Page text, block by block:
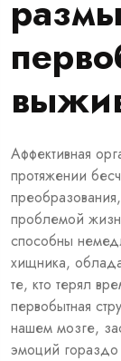
Аффективная
протяжении
проблемой
способны
хищника,
те, кто терял
первобытная
нашем мозге,
эмоций